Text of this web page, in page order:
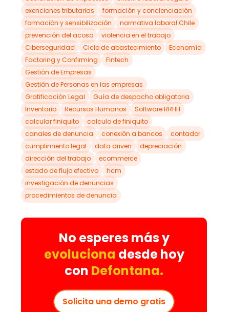
exenciones tributarias
formación y concienciación
formación y sensibilización
normativa laboral Chile
prevención del acoso
violencia en el trabajo
Ciberseguridad
Ciclo de abastecimiento
Economía
Factoring y Confirming
Fintech
Gestión de Empresas
Gestión de Personas en las empresas
Gratificación Legal
Guía de despacho obligatoria
Inventario
Recursos Humanos
Software RRHH
calcular finiquito
calculo de finiquito
canales de denuncia
conexión a bancos
contador
cumplimiento legal
data driven
depreciación
dirección del trabajo
ecommerce
estado de flujo efectivo
hcm
investigación de denuncias
procedimientos de denuncia
No esperes más y
evoluciona desde hoy
con Defontana.
Solicita una demo gratis